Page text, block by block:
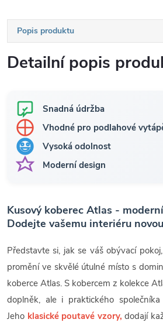
Popis produktu
Detailní popis
Snadná údržba
Vhodné pro podlahové
Vysoká odolnost
Moderní design
Kusový koberec Atlas -
Dodejte vašemu interiéru
Představte si, jak se váš obývací
promění ve skvělé útulné místo s
koberce Atlas. S kobercem z kolekce
doplněk, ale i praktického
Jeho klasické poutavé vzory, dodají